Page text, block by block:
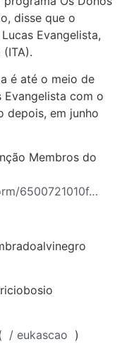
disse que o
Evangelista,
é até o meio de
com o
depois, em junho
Membros do
6500721010f…
/ eukascao )